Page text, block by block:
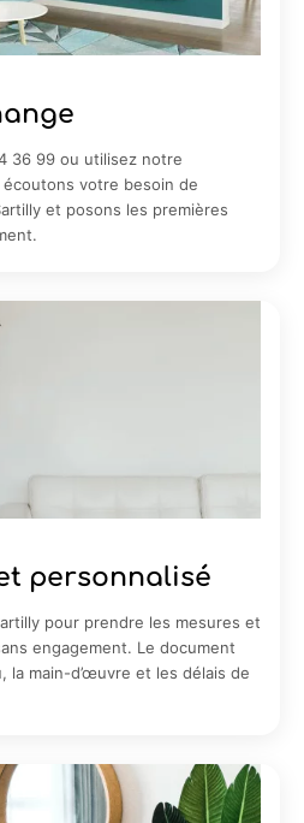
36 99 ou utilisez notre
votre besoin de
et posons les premières
personnalisé
pour prendre les mesures et
engagement. Le document
la main-d’œuvre et les délais de